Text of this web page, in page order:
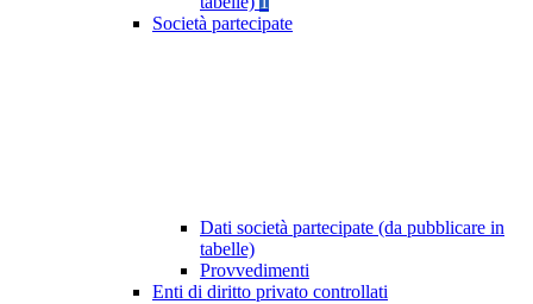
Società partecipate
Dati società partecipate (da pubblicare in
tabelle)
Provvedimenti
Enti di diritto privato controllati